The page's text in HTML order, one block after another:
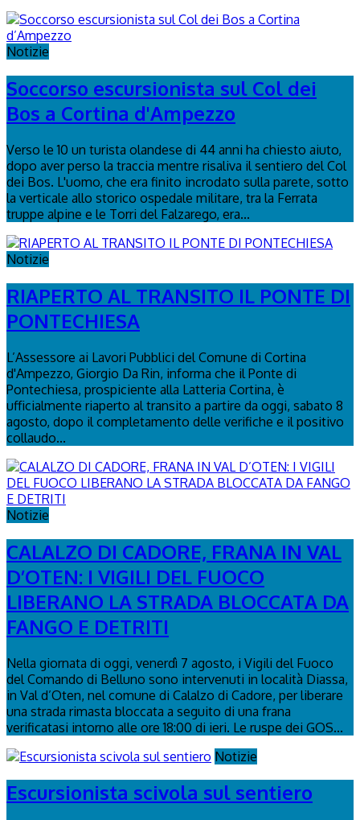
Notizie
Soccorso escursionista sul Col dei
Bos a Cortina d'Ampezzo
Verso le 10 un turista olandese di 44 anni ha chiesto aiuto,
dopo aver perso la traccia mentre risaliva il sentiero del Col
dei Bos. L'uomo, che era finito incrodato sulla parete, sotto
la verticale allo storico ospedale militare, tra la Ferrata
truppe alpine e le Torri del Falzarego, era...
Notizie
RIAPERTO AL TRANSITO IL PONTE DI
PONTECHIESA
L’Assessore ai Lavori Pubblici del Comune di Cortina
d'Ampezzo, Giorgio Da Rin, informa che il Ponte di
Pontechiesa, prospiciente alla Latteria Cortina, è
ufficialmente riaperto al transito a partire da oggi, sabato 8
agosto, dopo il completamento delle verifiche e il positivo
collaudo...
Notizie
CALALZO DI CADORE, FRANA IN VAL
D’OTEN: I VIGILI DEL FUOCO
LIBERANO LA STRADA BLOCCATA DA
FANGO E DETRITI
Nella giornata di oggi, venerdì 7 agosto, i Vigili del Fuoco
del Comando di Belluno sono intervenuti in località Diassa,
in Val d’Oten, nel comune di Calalzo di Cadore, per liberare
una strada rimasta bloccata a seguito di una frana
verificatasi intorno alle ore 18:00 di ieri. Le ruspe dei GOS...
Notizie
Escursionista scivola sul sentiero